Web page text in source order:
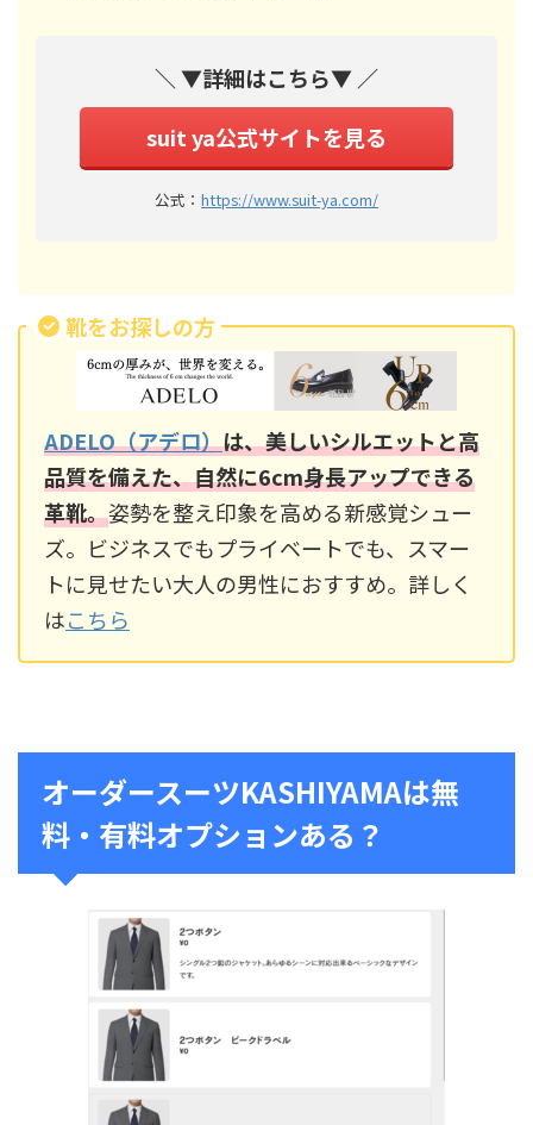
＼ ▼詳細はこちら▼ ／
suit ya公式サイトを見る
公式： https://www.suit-ya.com/
靴をお探しの方
ADELO（アデロ）は、美しいシルエットと高
品質を備えた、自然に6cm身長アップできる
革靴。姿勢を整え印象を高める新感覚シュー
ズ。ビジネスでもプライベートでも、スマー
トに見せたい大人の男性におすすめ。詳しく
はこちら
オーダースーツKASHIYAMAは無
料・有料オプションある？